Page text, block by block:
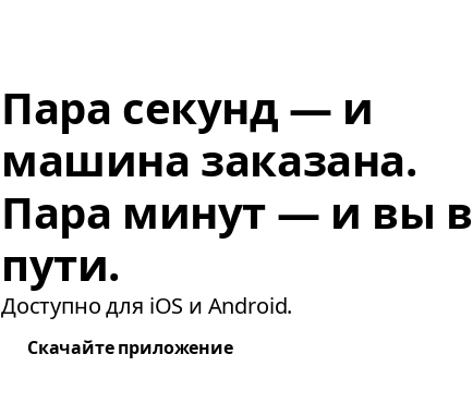
Пара секунд — и
машина заказана.
Пара минут — и вы в
пути.
Доступно для iOS и Android.
Скачайте приложение